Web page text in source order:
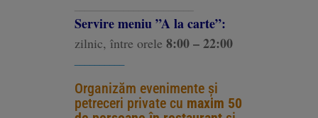
Servire meniu ”A la carte”:
zilnic, între orele 8:00 – 22:00
Organizăm evenimente și
petreceri private cu maxim 50